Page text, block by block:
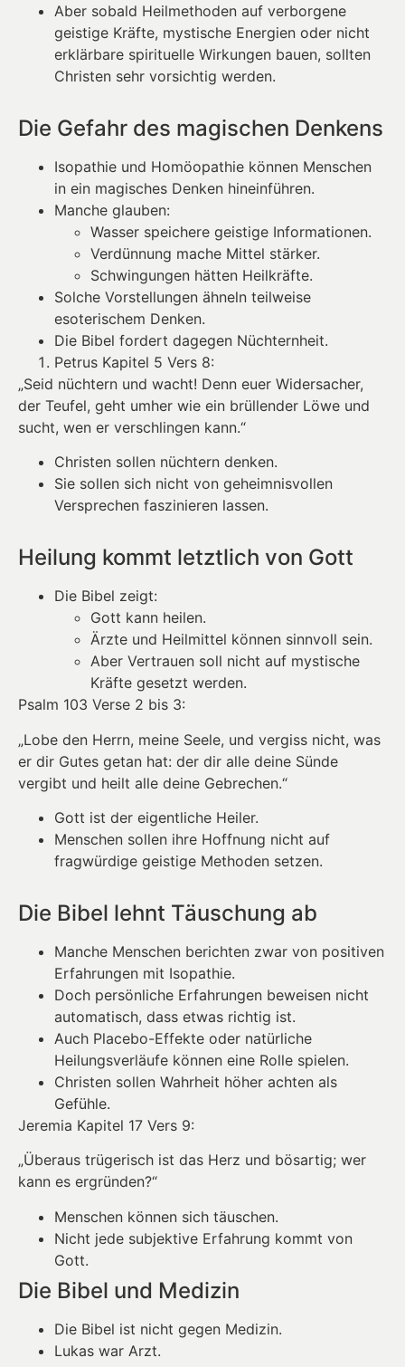
Aber sobald Heilmethoden auf verborgene
geistige Kräfte, mystische Energien oder nicht
erklärbare spirituelle Wirkungen bauen, sollten
Christen sehr vorsichtig werden.
Die Gefahr des magischen Denkens
Isopathie und Homöopathie können Menschen
in ein magisches Denken hineinführen.
Manche glauben:
Wasser speichere geistige Informationen.
Verdünnung mache Mittel stärker.
Schwingungen hätten Heilkräfte.
Solche Vorstellungen ähneln teilweise
esoterischem Denken.
Die Bibel fordert dagegen Nüchternheit.
Petrus Kapitel 5 Vers 8:
„Seid nüchtern und wacht! Denn euer Widersacher,
der Teufel, geht umher wie ein brüllender Löwe und
sucht, wen er verschlingen kann.“
Christen sollen nüchtern denken.
Sie sollen sich nicht von geheimnisvollen
Versprechen faszinieren lassen.
Heilung kommt letztlich von Gott
Die Bibel zeigt:
Gott kann heilen.
Ärzte und Heilmittel können sinnvoll sein.
Aber Vertrauen soll nicht auf mystische
Kräfte gesetzt werden.
Psalm 103 Verse 2 bis 3:
„Lobe den Herrn, meine Seele, und vergiss nicht, was
er dir Gutes getan hat: der dir alle deine Sünde
vergibt und heilt alle deine Gebrechen.“
Gott ist der eigentliche Heiler.
Menschen sollen ihre Hoffnung nicht auf
fragwürdige geistige Methoden setzen.
Die Bibel lehnt Täuschung ab
Manche Menschen berichten zwar von positiven
Erfahrungen mit Isopathie.
Doch persönliche Erfahrungen beweisen nicht
automatisch, dass etwas richtig ist.
Auch Placebo-Effekte oder natürliche
Heilungsverläufe können eine Rolle spielen.
Christen sollen Wahrheit höher achten als
Gefühle.
Jeremia Kapitel 17 Vers 9:
„Überaus trügerisch ist das Herz und bösartig; wer
kann es ergründen?“
Menschen können sich täuschen.
Nicht jede subjektive Erfahrung kommt von
Gott.
Die Bibel und Medizin
Die Bibel ist nicht gegen Medizin.
Lukas war Arzt.